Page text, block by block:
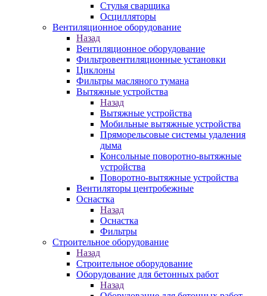
Стулья сварщика
Осцилляторы
Вентиляционное оборудование
Назад
Вентиляционное оборудование
Фильтровентиляционные установки
Циклоны
Фильтры масляного тумана
Вытяжные устройства
Назад
Вытяжные устройства
Мобильные вытяжные устройства
Пряморельсовые системы удаления
дыма
Консольные поворотно-вытяжные
устройства
Поворотно-вытяжные устройства
Вентиляторы центробежные
Оснастка
Назад
Оснастка
Фильтры
Строительное оборудование
Назад
Строительное оборудование
Оборудование для бетонных работ
Назад